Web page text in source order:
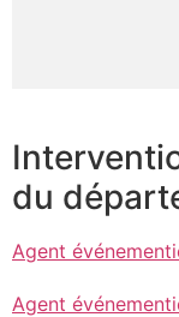
du
Agent
Agent